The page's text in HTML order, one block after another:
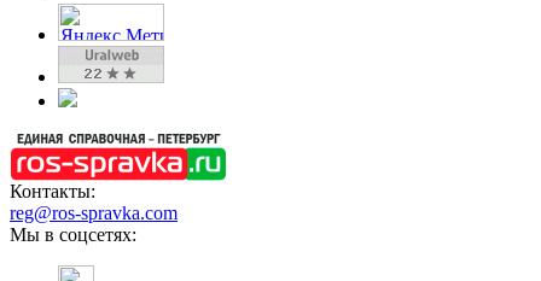
Контакты:
reg@ros-spravka.com
Мы в соцсетях: